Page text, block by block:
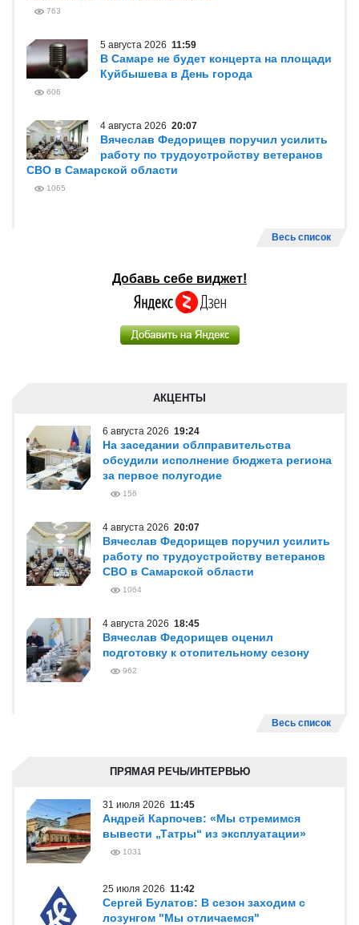
763
5 августа 2026 11:59
В Самаре не будет концерта на площади
Куйбышева в День города
606
4 августа 2026 20:07
Вячеслав Федорищев поручил усилить
работу по трудоустройству ветеранов
СВО в Самарской области
1065
Весь список
Добавь себе виджет!
АКЦЕНТЫ
6 августа 2026 19:24
На заседании облправительства
обсудили исполнение бюджета региона
за первое полугодие
156
4 августа 2026 20:07
Вячеслав Федорищев поручил усилить
работу по трудоустройству ветеранов
СВО в Самарской области
1064
4 августа 2026 18:45
Вячеслав Федорищев оценил
подготовку к отопительному сезону
962
Весь список
ПРЯМАЯ РЕЧЬ/ИНТЕРВЬЮ
31 июля 2026 11:45
Андрей Карпочев: «Мы стремимся
вывести „Татры“ из эксплуатации»
1031
25 июля 2026 11:42
Сергей Булатов: В сезон заходим с
лозунгом "Мы отличаемся"